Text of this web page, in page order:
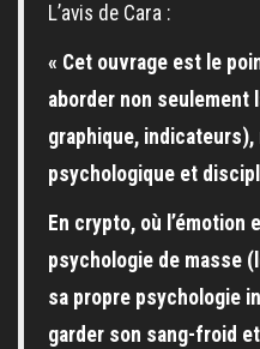
L’avis de Cara :
« Cet ouvrage est le
aborder non seulement
graphique,
psychologique et
En crypto, où
psychologie de masse
sa propre psychologie
garder son sang-froid